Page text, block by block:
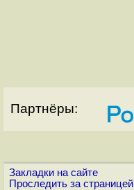
Партнёры:
Закладки на сайте
Проследить за страницей